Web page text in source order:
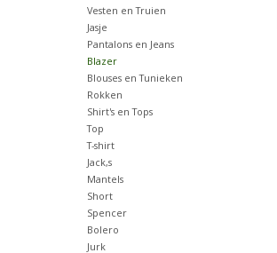
Vesten en Truien
Jasje
Pantalons en Jeans
Blazer
Blouses en Tunieken
Rokken
Shirt's en Tops
Top
T-shirt
Jack,s
Mantels
Short
Spencer
Bolero
Jurk